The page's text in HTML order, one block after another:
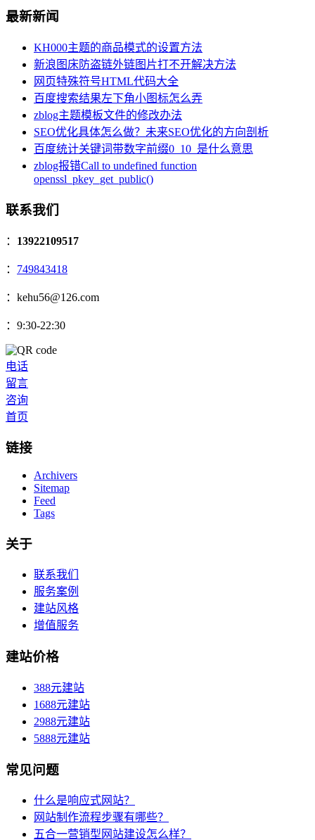
最新新闻
KH000主题的商品模式的设置方法
新浪图床防盗链外链图片打不开解决方法
网页特殊符号HTML代码大全
百度搜索结果左下角小图标怎么弄
zblog主题模板文件的修改办法
SEO优化具体怎么做？未来SEO优化的方向剖析
百度统计关键词带数字前缀0_10_是什么意思
zblog报错Call to undefined function
openssl_pkey_get_public()
联系我们
： 13922109517
： 749843418
：kehu56@126.com
：9:30-22:30
电话
留言
咨询
首页
链接
Archivers
Sitemap
Feed
Tags
关于
联系我们
服务案例
建站风格
增值服务
建站价格
388元建站
1688元建站
2988元建站
5888元建站
常见问题
什么是响应式网站？
网站制作流程步骤有哪些？
五合一营销型网站建设怎么样？